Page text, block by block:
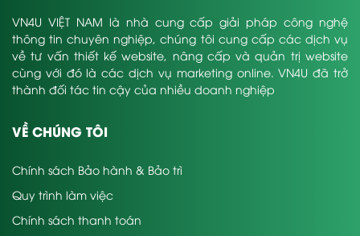
VN4U VIỆT NAM là nhà cung cấp giải pháp công nghệ
thông tin chuyên nghiệp, chúng tôi cung cấp các dịch vụ
về tư vấn thiết kế website, nâng cấp và quản trị website
cùng với đó là các dịch vụ marketing online. VN4U đã trở
thành đối tác tin cậy của nhiều doanh nghiệp
VỀ CHÚNG TÔI
Chính sách Bảo hành & Bảo trì
Quy trình làm việc
Chính sách thanh toán